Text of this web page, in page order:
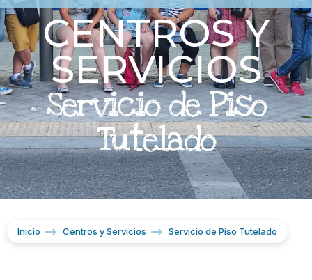
CENTROS Y
SERVICIOS
Servicio de Piso
Tutelado
Inicio Centros y Servicios Servicio de Piso Tutelado